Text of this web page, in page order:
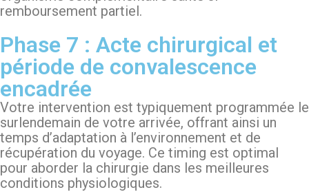
remboursement partiel.
Phase 7 : Acte chirurgical et
période de convalescence
encadrée
Votre intervention est typiquement programmée le
surlendemain de votre arrivée, offrant ainsi un
temps d’adaptation à l’environnement et de
récupération du voyage. Ce timing est optimal
pour aborder la chirurgie dans les meilleures
conditions physiologiques.